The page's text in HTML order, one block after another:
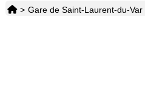
> Gare de Saint-Laurent-du-Var